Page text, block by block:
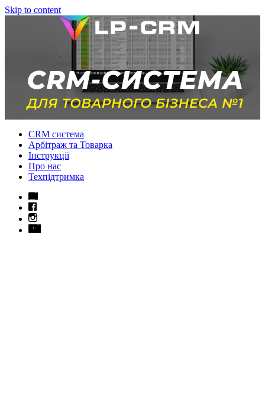
Skip to content
CRM система
Арбітраж та Товарка
Інструкції
Про нас
Техпідтримка